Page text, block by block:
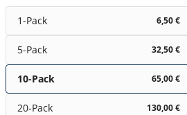
1-Pack 6,50 €
5-Pack 32,50 €
10-Pack 65,00 €
20-Pack 130,00 €